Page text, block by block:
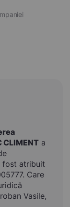
CLIMENT a
fost atribuit
Care
Vasile,